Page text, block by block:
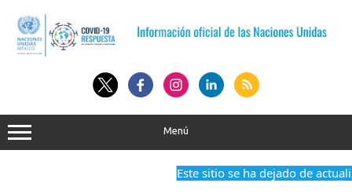
contenido
Menú
Este sitio se ha dejado de